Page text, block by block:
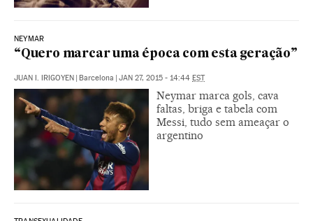
NEYMAR
“Quero marcar uma época com esta geração”
JUAN I. IRIGOYEN | Barcelona | JAN 27, 2015 - 14:44 EST
Neymar marca gols, cava
faltas, briga e tabela com
Messi, tudo sem ameaçar o
argentino